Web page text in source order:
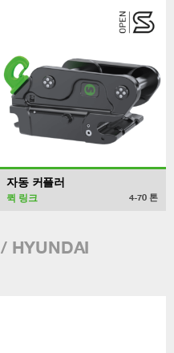
자동 커플러
퀵 링크 4-70 톤
/ HYUNDAI